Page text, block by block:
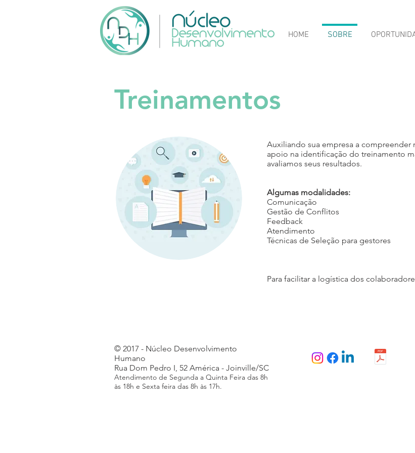
HOME SOBRE
Treinamentos
Auxiliando sua empresa a compreender
apoio na identificação do treinamento
avaliamos seus resultados.
Algumas modalidades:
Comunicação
Gestão de Conflitos
Feedback
Atendimento
Técnicas de Seleção para gestores
Para facilitar a logística dos
© 2017 - Núcleo Desenvolvimento
Humano
Rua Dom Pedro I, 52 América - Joinville/SC
Atendimento de Segunda a Quinta Feira das 8h
às 18h e Sexta feira das 8h às 17h.